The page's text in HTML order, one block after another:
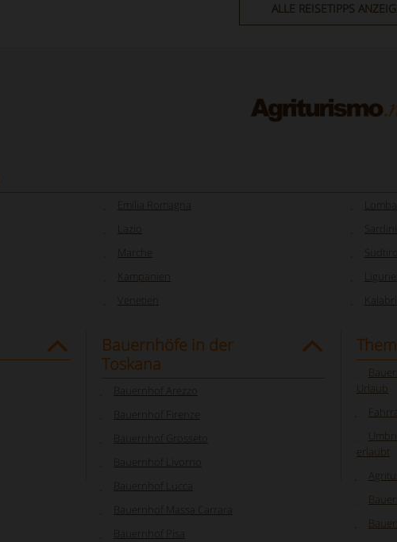
ALLE REISETIPPS
Emilia Romagna
Lazio
Marche
Kampanien
Venetien
Südtirol
Ligurien
Bauernhöfe in der
Toskana
Bauernhof Arezzo
Bauernhof Firenze
Bauernhof Grosseto
Bauernhof Livorno
Bauernhof Lucca
Bauernhof Massa Carrara
Bauernhof Pisa
Urlaub
erlaubt